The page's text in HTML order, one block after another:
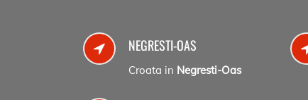
NEGRESTI-OAS
Croata in Negresti-Oas